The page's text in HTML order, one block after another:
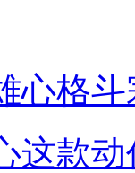
心格
这款